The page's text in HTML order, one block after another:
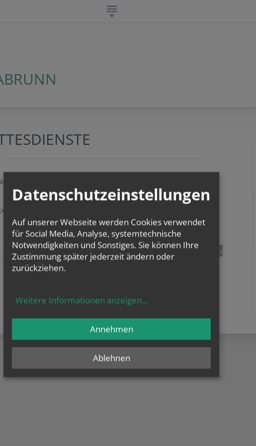
2 Wochen sind keine Gottesdienste eingetragen.
teilen tweet pin it
Datenschutzeinstellungen
Auf unserer Webseite werden Cookies verwendet
für Social Media, Analyse, systemtechnische
Notwendigkeiten und Sonstiges. Sie können Ihre
Zustimmung später jederzeit ändern oder
zurückziehen.
Weitere Informationen anzeigen...
Ablehnen
Annehmen